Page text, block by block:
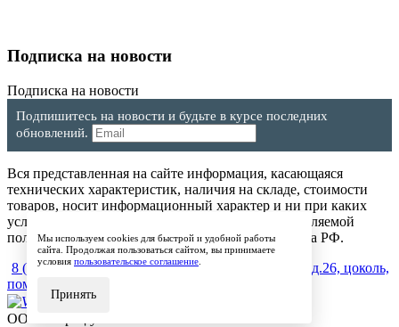
Подписка на новости
Подписка на новости
Подпишитесь на новости и будьте в курсе последних
обновлений.
Вся представленная на сайте информация, касающаяся
технических характеристик, наличия на складе, стоимости
товаров, носит информационный характер и ни при каких
условиях не является публичной офертой, определяемой
положениями Статьи 437(2) Гражданского кодекса РФ.
8 (904) 257-64-64 600017, г.Владимир, ул. Мира, д.26, цоколь,
пом.4
ООО "Ларец уюта" © 2015-2021
Мы используем cookies для быстрой и удобной работы
сайта. Продолжая пользоваться сайтом, вы принимаете
условия пользовательское соглашение
Принять